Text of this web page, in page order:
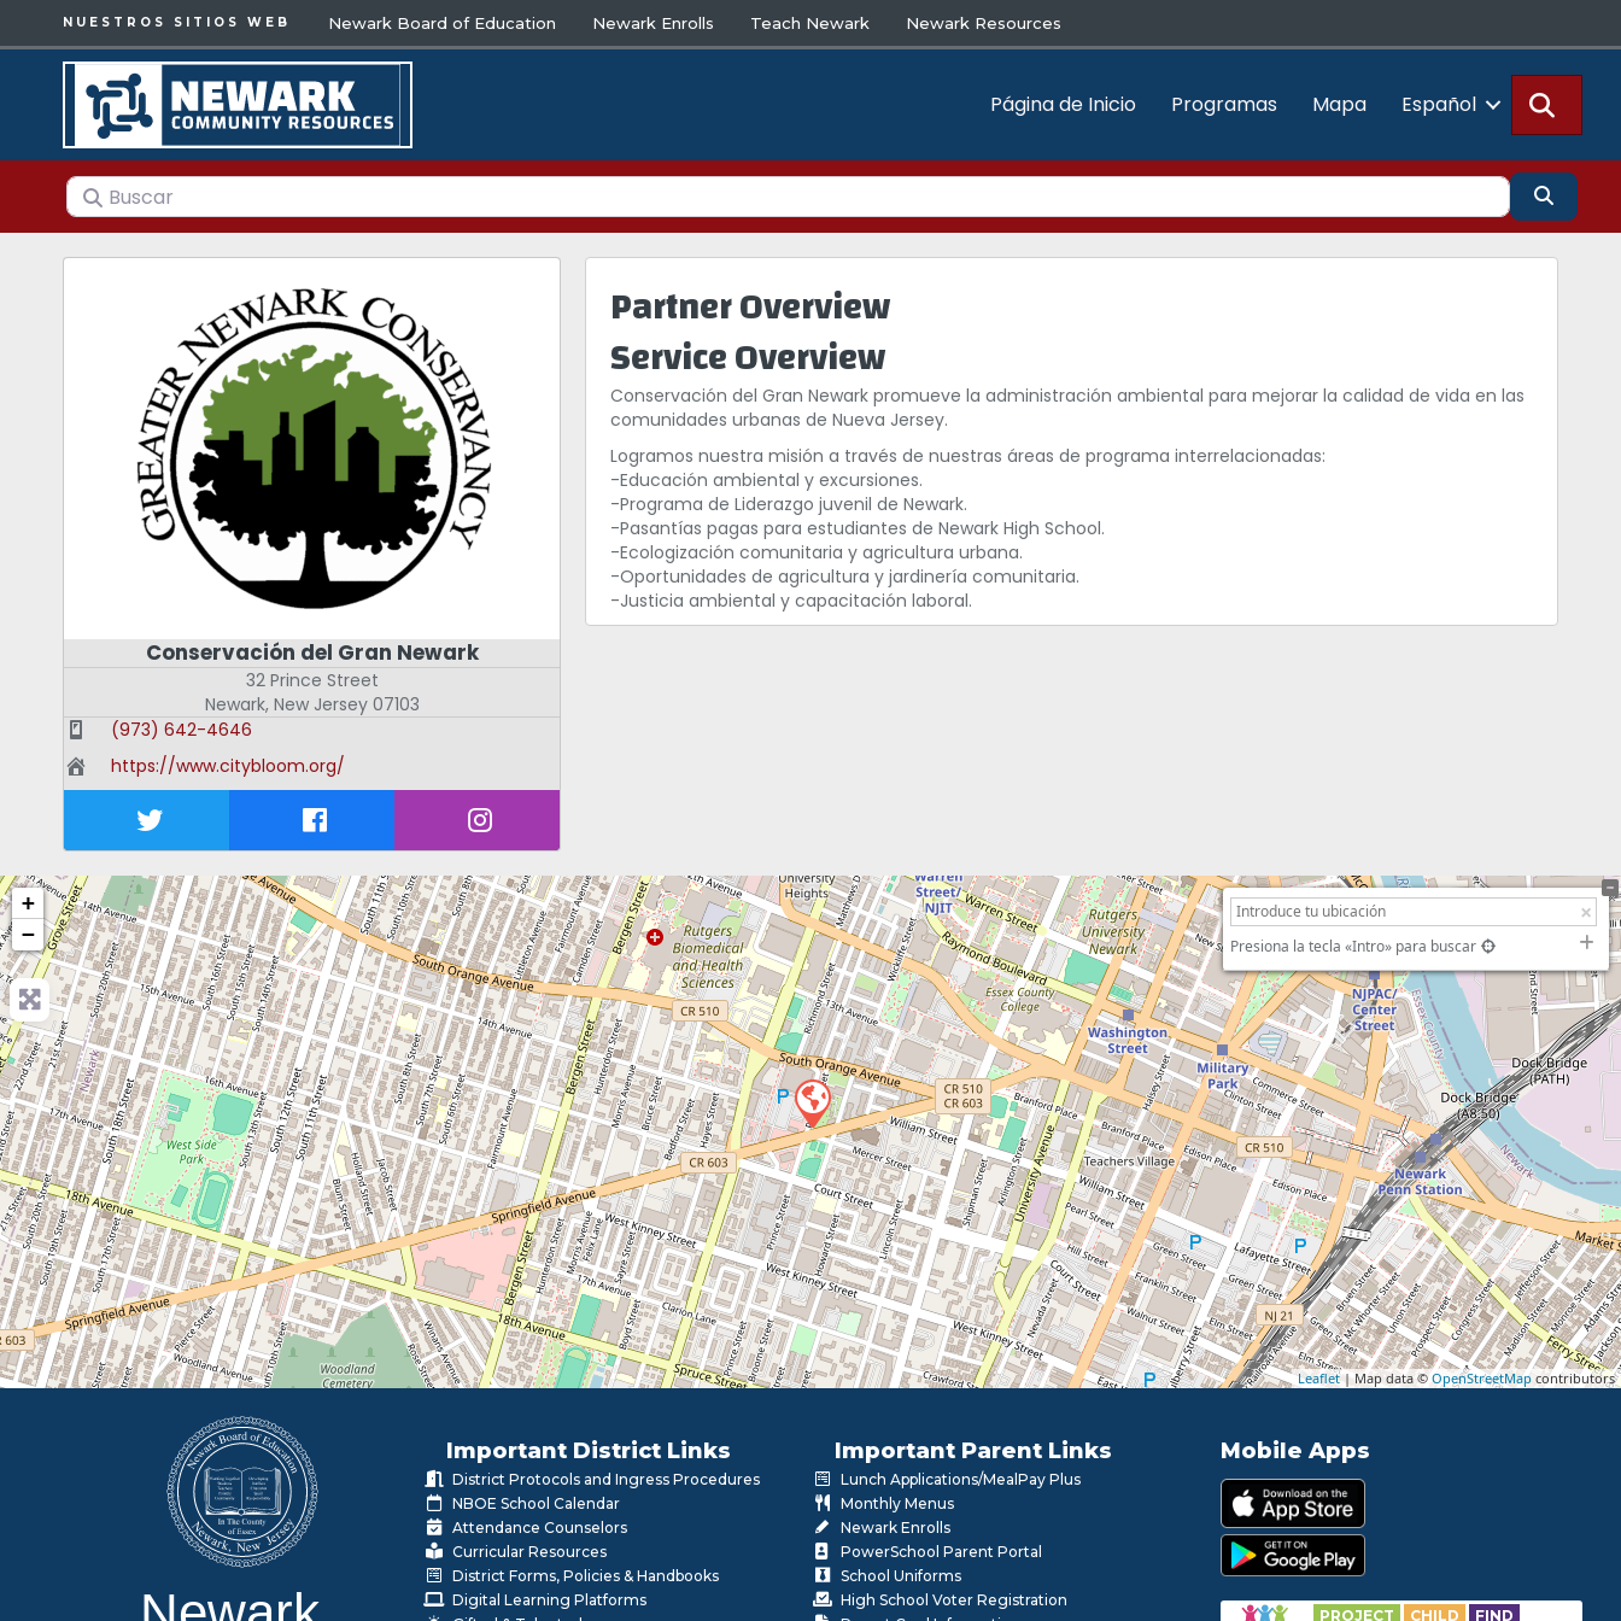
NUESTROS SITIOS WEB Newark Board of Education Newark Enrolls Teach Newark Newark Resources
Página de Inicio Programas Mapa Español
Buscar Buscar
Conservación del Gran Newark
32 Prince Street
Newark, New Jersey 07103
(973) 642-4646
https://www.citybloom.org/
Partner Overview
Service Overview
Conservación del Gran Newark promueve la administración ambiental para mejorar la calidad de vida en las
comunidades urbanas de Nueva Jersey.
Logramos nuestra misión a través de nuestras áreas de programa interrelacionadas:
-Educación ambiental y excursiones.
-Programa de Liderazgo juvenil de Newark.
-Pasantías pagas para estudiantes de Newark High School.
-Ecologización comunitaria y agricultura urbana.
-Oportunidades de agricultura y jardinería comunitaria.
-Justicia ambiental y capacitación laboral.
+
−
Presiona la tecla «Intro» para buscar
Leaflet| Map data ©OpenStreetMap contributors
Important District Links
District Protocols and Ingress Procedures
NBOE School Calendar
Attendance Counselors
Curricular Resources
District Forms, Policies & Handbooks
Digital Learning Platforms
Important Parent Links
Lunch Applications/MealPay Plus
Monthly Menus
Newark Enrolls
PowerSchool Parent Portal
School Uniforms
High School Voter Registration
Mobile Apps
PROJECT CHILD FIND